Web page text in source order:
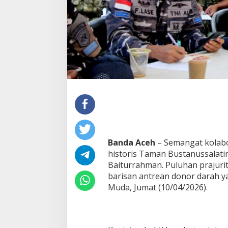
K
o
d
i
m
0
1
0
1
n
i
D
o
Banda Aceh – Semangat
historis Taman
Baiturrahman. Puluhan
barisan antrean donor darah
Muda, Jumat (10/04/2026).